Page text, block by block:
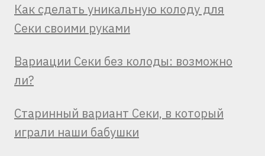
Как сделать уникальную колоду для
Секи своими руками
Вариации Секи без колоды: возможно
ли?
Старинный вариант Секи, в который
играли наши бабушки